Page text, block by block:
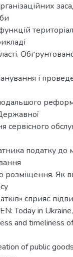
і
сервісного
податку до
розміщення. Як
сприяє
Today in
and timeliness
of public